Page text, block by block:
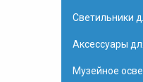
Светильники
Аксессуары
Музейное